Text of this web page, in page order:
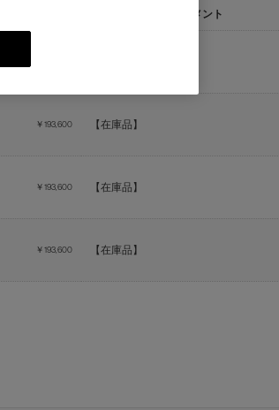
一言コメント
￥193,600 【在庫品】
￥193,600 【在庫品】
￥193,600 【在庫品】